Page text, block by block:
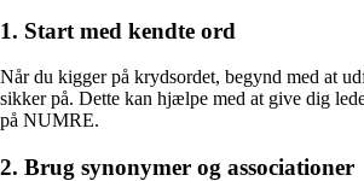
1. Start med kendte ord
Når du kigger på krydsordet, begynd med at
sikker på. Dette kan hjælpe med at give dig
på NUMRE.
2. Brug synonymer og associationer